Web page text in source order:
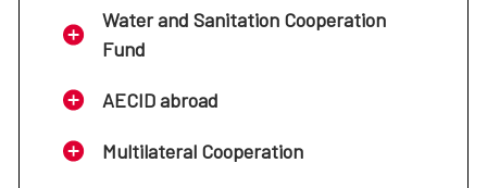
Water and Sanitation Cooperation
Fund
AECID abroad
Multilateral Cooperation